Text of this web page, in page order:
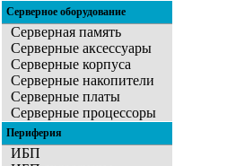
Серверное оборудование
Серверная память
Серверные аксессуары
Серверные корпуса
Серверные накопители
Серверные платы
Серверные процессоры
Периферия
ИБП